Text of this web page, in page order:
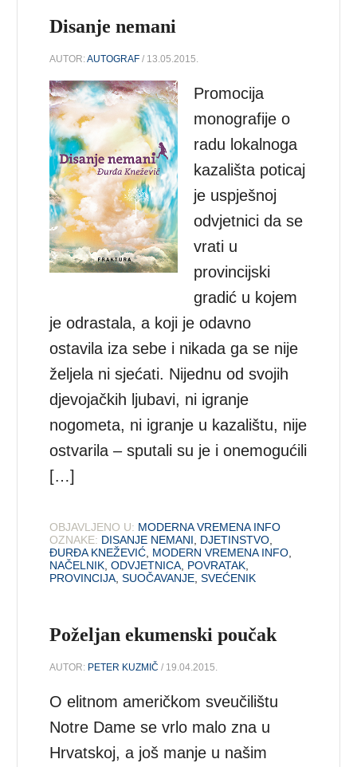
Disanje nemani
AUTOR:AUTOGRAF / 13.05.2015.
Promocija
monografije o
radu lokalnoga
kazališta poticaj
je uspješnoj
odvjetnici da se
vrati u
provincijski
gradić u kojem
je odrastala, a koji je odavno
ostavila iza sebe i nikada ga se nije
željela ni sjećati. Nijednu od svojih
djevojačkih ljubavi, ni igranje
nogometa, ni igranje u kazalištu, nije
ostvarila – sputali su je i onemogućili
[…]
OBJAVLJENO U: MODERNA VREMENA INFO
OZNAKE: DISANJE NEMANI DJETINSTVO
ĐURĐA KNEŽEVIĆ MODERN VREMENA INFO
NAČELNIK ,ODVJETNICA POVRATAK
PROVINCIJA ,SUOČAVANJE ,SVEĆENIK
Poželjan ekumenski poučak
AUTOR: PETER KUZMIČ / 19.04.2015.
O elitnom američkom sveučilištu
Notre Dame se vrlo malo zna u
Hrvatskoj, a još manje u našim